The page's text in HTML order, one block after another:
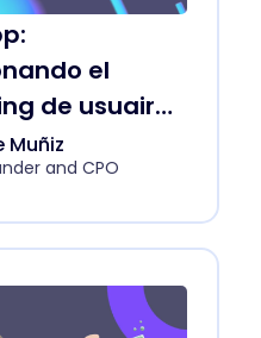
el
de usuairos
Retailers,
Muñiz
and CPO